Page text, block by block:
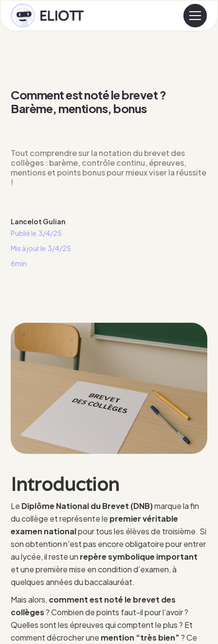
Comment est noté le brevet ?
Barème, mentions, bonus
Tout comprendre sur la notation du brevet des
collèges : barème, contrôle continu, épreuves,
mentions et points bonus pour mieux viser la réussite
!
Lancelot Gulian
Publié le3/4/25
Mis à jour le3/4/25
6min
Introduction
Le Diplôme National du Brevet (DNB)marque la fin
du collège et représente le premier véritable
examen nationalpour tous les élèves de troisième. Si
son obtention n’est pas encore obligatoire pour entrer
au lycée, il reste un repère symbolique important
et une première mise en condition d’examen, à
quelques années du baccalauréat.
Mais alors, comment est noté le brevet des
collèges? Combien de points faut-il pour l’avoir ?
Quelles sont les épreuves qui comptent le plus ? Et
comment décrocher une mention “très bien”? Ce